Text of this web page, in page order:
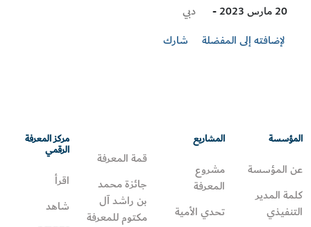
20 مارس 2023 -
Visit
دبي
لإضافته إلى المفضلة
شارك
المؤسسة
عن المؤسسة
كلمة المدير
التنفيذي
المشاريع
مشروع
المعرفة
تحدي الأمية
قمة المعرفة
جائزة محمد
بن راشد آل
مكتوم للمعرفة
مركز المعرفة
الرقمي
اقرأ
شاهد